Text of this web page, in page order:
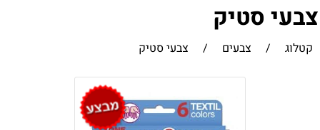
סטיק
קטלוג / צבעים / צבעי סטיק